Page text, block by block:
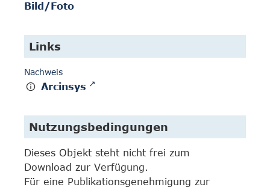
Bild/Foto
Links
Nachweis
Arcinsys
Nutzungsbedingungen
Dieses Objekt steht nicht frei zum
Download zur Verfügung.
Für eine Publikationsgenehmigung zur